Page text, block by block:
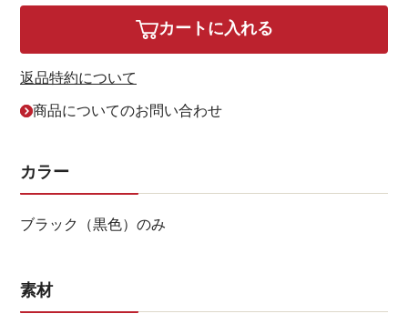
カートに入れる
返品特約について
商品についてのお問い合わせ
カラー
ブラック（黒色）のみ
素材